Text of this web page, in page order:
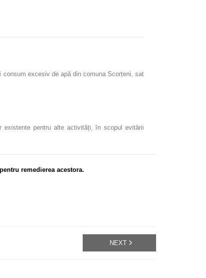
excesiv de apă din comuna Scorțeni, sat
pentru alte activități, în scopul evitării
remedierea acestora.
NEXT